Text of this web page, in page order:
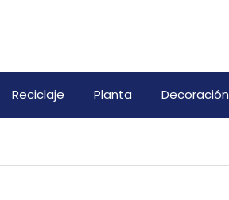
Reciclaje Planta Decoración